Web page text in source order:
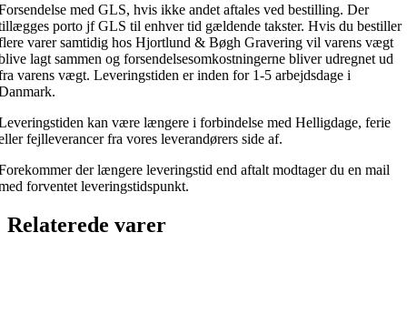
med GLS, hvis ikke andet aftales ved bestilling. Der
porto jf GLS til enhver tid gældende takster. Hvis du bestiller
varer samtidig hos Hjortlund & Bøgh Gravering vil varens vægt
lagt sammen og forsendelsesomkostningerne bliver udregnet ud
varens vægt. Leveringstiden er inden for 1-5 arbejdsdage i
kan være længere i forbindelse med Helligdage, ferie
fejlleverancer fra vores leverandørers side af.
der længere leveringstid end aftalt modtager du en mail
forventet leveringstidspunkt.
Relaterede varer